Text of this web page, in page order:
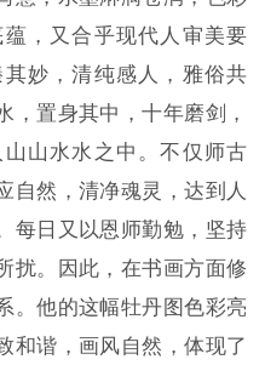
，又合乎现代人审美要
妙，清纯感人，雅俗共
，置身其中，十年磨剑，
山水水之中。不仅师古
自然，清净魂灵，达到人
每日又以恩师勤勉，坚持
扰。因此，在书画方面修
。他的这幅牡丹图色彩亮
和谐，画风自然，体现了